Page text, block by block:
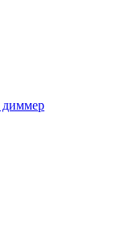
диммер